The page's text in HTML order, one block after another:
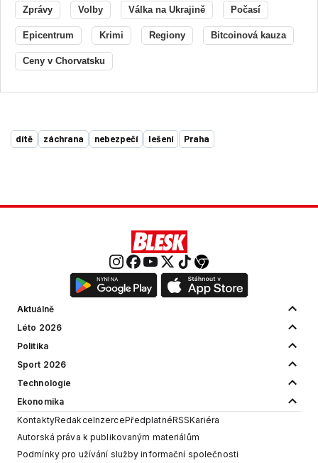
Zprávy Volby Válka na Ukrajině Počasí
Epicentrum Krimi Regiony Bitcoinová kauza
Ceny v Chorvatsku
dítě záchrana nebezpečí lešení Praha
Aktuálně
Léto 2026
Politika
Sport 2026
Technologie
Ekonomika
KontaktyRedakceInzercePředplatnéRSSKariéra
Autorská práva k publikovaným materiálům
Podmínky pro užívání služby informační společnosti